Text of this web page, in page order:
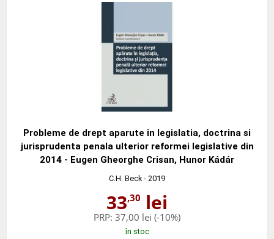
Probleme de drept aparute in legislatia, doctrina si
jurisprudenta penala ulterior reformei legislative din
2014 - Eugen Gheorghe Crisan, Hunor Kádár
C.H. Beck- 2019
33,30 lei
PRP: 37,00 lei (-10%)
în stoc